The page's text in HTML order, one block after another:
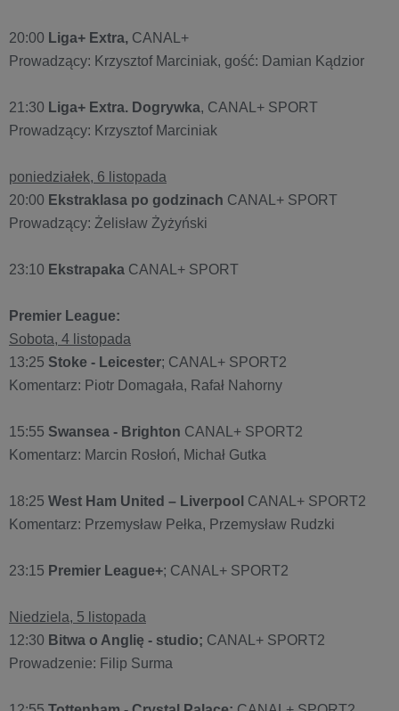
20:00 Liga+ Extra, CANAL+
Prowadzący: Krzysztof Marciniak, gość: Damian Kądzior
21:30 Liga+ Extra. Dogrywka, CANAL+ SPORT
Prowadzący: Krzysztof Marciniak
poniedziałek, 6 listopada
20:00 Ekstraklasa po godzinach CANAL+ SPORT
Prowadzący: Żelisław Żyżyński
23:10 Ekstrapaka CANAL+ SPORT
Premier League:
Sobota, 4 listopada
13:25 Stoke - Leicester; CANAL+ SPORT2
Komentarz: Piotr Domagała, Rafał Nahorny
15:55 Swansea - Brighton CANAL+ SPORT2
Komentarz: Marcin Rosłoń, Michał Gutka
18:25 West Ham United – Liverpool CANAL+ SPORT2
Komentarz: Przemysław Pełka, Przemysław Rudzki
23:15 Premier League+; CANAL+ SPORT2
Niedziela, 5 listopada
12:30 Bitwa o Anglię - studio; CANAL+ SPORT2
Prowadzenie: Filip Surma